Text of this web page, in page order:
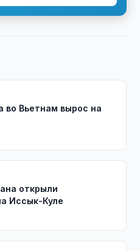
во Вьетнам вырос на
открыли
Иссык-Куле